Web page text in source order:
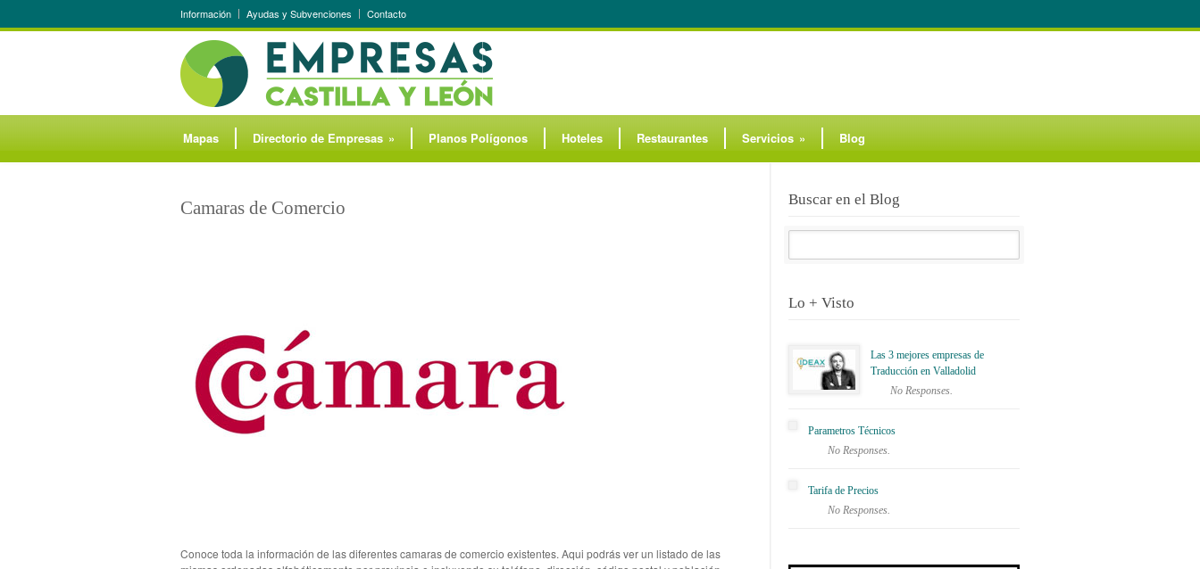
Información Ayudas y Subvenciones Contacto
Mapas Directorio de Empresas » Planos Polígonos Hoteles Restaurantes Servicios » Blog
Camaras de Comercio
Conoce toda la información de las diferentes camaras de comercio existentes. Aqui podrás ver un listado de las
Buscar en el Blog
Lo + Visto
Las 3 mejores empresas de
Traducción en Valladolid
No Responses.
Parametros Técnicos
No Responses.
Tarifa de Precios
No Responses.